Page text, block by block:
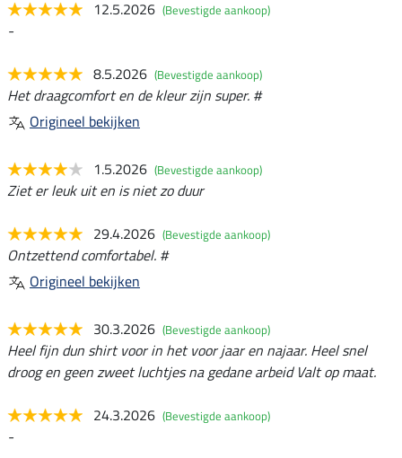
12.5.2026 (Bevestigde aankoop)
-
8.5.2026 (Bevestigde aankoop)
Het draagcomfort en de kleur zijn super. #
Origineel bekijken
1.5.2026 (Bevestigde aankoop)
Ziet er leuk uit en is niet zo duur
29.4.2026 (Bevestigde aankoop)
Ontzettend comfortabel. #
Origineel bekijken
30.3.2026 (Bevestigde aankoop)
Heel fijn dun shirt voor in het voor jaar en najaar. Heel snel
droog en geen zweet luchtjes na gedane arbeid Valt op maat.
24.3.2026 (Bevestigde aankoop)
-